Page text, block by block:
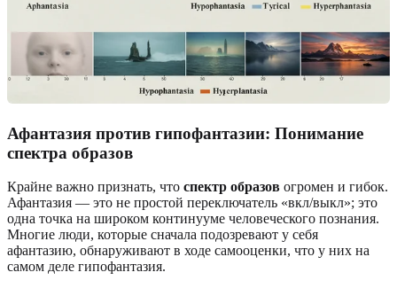
Афантазия против гипофантазии: Понимание
спектра образов
Крайне важно признать, что спектр образов огромен и гибок.
Афантазия — это не простой переключатель «вкл/выкл»; это
одна точка на широком континууме человеческого познания.
Многие люди, которые сначала подозревают у себя
афантазию, обнаруживают в ходе самооценки, что у них на
самом деле гипофантазия.